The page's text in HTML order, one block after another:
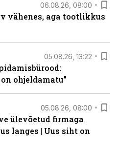
06.08.26, 08:00
vähenes, aga tootlikkus
05.08.26, 13:22
ohjeldamatu”
05.08.26, 08:00
ülevõetud firmaga
langes | Uus siht on